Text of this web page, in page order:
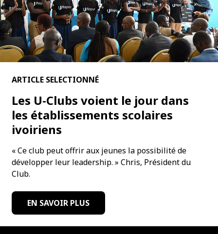
ARTICLE SELECTIONNÉ
Les U-Clubs voient le jour dans
les établissements scolaires
ivoiriens
« Ce club peut offrir aux jeunes la possibilité de
développer leur leadership. » Chris, Président du
Club.
EN SAVOIR PLUS